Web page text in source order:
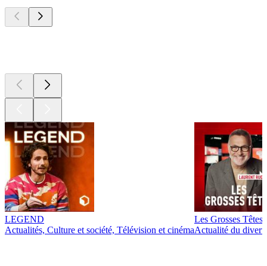
LEGEND
Actualités, Culture et société, Télévision et cinéma
Les Grosses Têtes
Actualité du